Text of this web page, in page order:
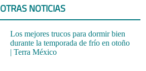
OTRAS NOTICIAS
Los mejores trucos para dormir bien
durante la temporada de frío en otoño
| Terra México